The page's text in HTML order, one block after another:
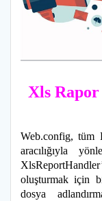
Xls
Web.config, tüm
aracılığıyla
oluşturmak için
dosya